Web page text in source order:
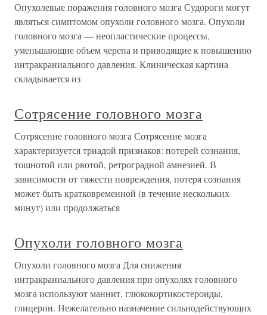
Опухолевые поражения головного мозга Судороги могут
являться симптомом опухоли головного мозга. Опухоли
головного мозга — неопластические процессы,
уменьшающие объем черепа и приводящие к повышению
интракраниального давления. Клиническая картина
складывается из
Сотрясение головного мозга
Сотрясение головного мозга Сотрясение мозга
характеризуется триадой признаков: потерей сознания,
тошнотой или рвотой, ретроградной амнезией. В
зависимости от тяжести повреждения, потеря сознания
может быть кратковременной (в течение нескольких
минут) или продолжаться
Опухоли головного мозга
Опухоли головного мозга Для снижения
интракраниального давления при опухолях головного
мозга используют маннит, глюкокортикостероиды,
глицерин. Нежелательно назначение сильнодействующих